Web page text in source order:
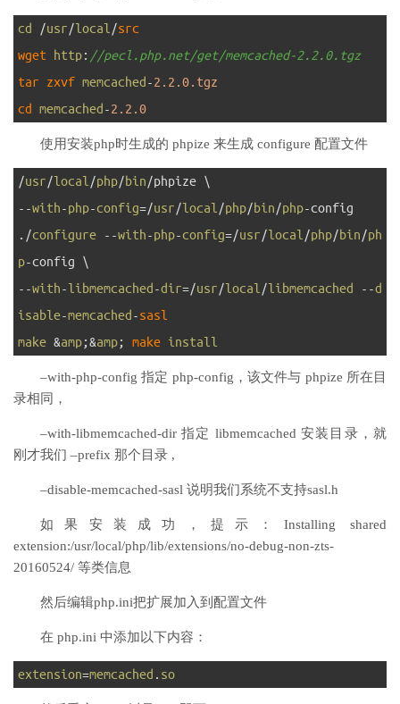
cd /usr/local/src
wget
http: //pecl.php.net/get/memcached-2.2.0.tgz
tar zxvf memcached -2.2.0.tgz
cd memcached -2.2.0
使用安装php时生成的 phpize 来生成 configure 配置文件
/usr/local/php/bin/phpize \
--with-php-config=/usr/local/php/bin/php-config
. /configure --with-php-config=/usr/local/php/bin/ph
p-config
\
--with-libmemcached -dir=/usr/local/libmemcached --d
isable-memcached -sasl
make &amp;&amp; make install
–with-php-config 指定 php-config，该文件与 phpize 所在目
录相同，
–with-libmemcached-dir 指定 libmemcached 安装目录，就
刚才我们 –prefix 那个目录 ,
–disable-memcached-sasl 说明我们系统不支持sasl.h
如果安装成功，提示：Installing shared
extension:/usr/local/php/lib/extensions/no-debug-non-zts-
20160524/ 等类信息
然后编辑php.ini把扩展加入到配置文件
在 php.ini 中添加以下内容：
extension=memcached . so